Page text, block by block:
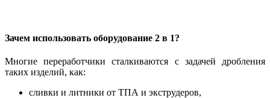
Зачем использовать оборудование 2 в 1?
Многие переработчики сталкиваются с задачей дробления
таких изделий, как:
сливки и литники от ТПА и экструдеров,